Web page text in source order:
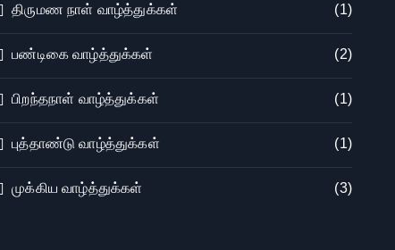
திருமண நாள் வாழ்த்துக்கள் (1)
பண்டிகை வாழ்த்துக்கள் (2)
பிறந்தநாள் வாழ்த்துக்கள் (1)
புத்தாண்டு வாழ்த்துக்கள் (1)
முக்கிய வாழ்த்துக்கள் (3)